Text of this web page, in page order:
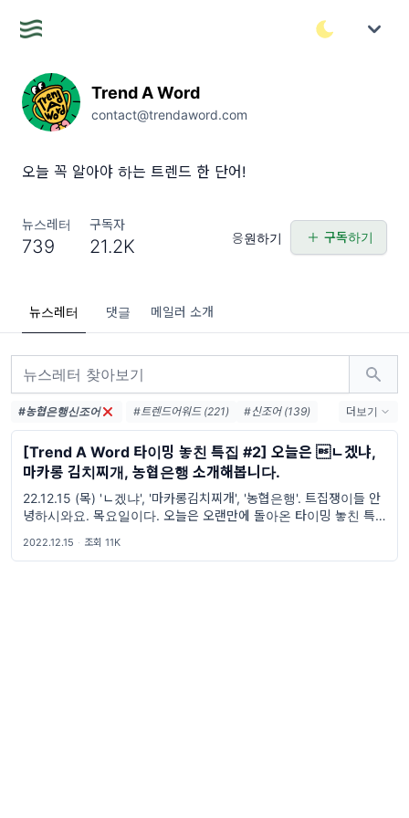
Trend A Word
contact@trendaword.com
오늘 꼭 알아야 하는 트렌드 한 단어!
뉴스레터
739
구독자
21.2K 응원하기 구독하기
뉴스레터 댓글 메일러 소개
#농협은행신조어 #트렌드어워드 (221)
#신조어 (139)
#trendaword (117)
#유행어 (57)
#휴재 (29)
#트렌드어워드뉴스레터 (27)
#요즘밈 (27)
#트렌드어워드레터 (27)
#2026밈 (26)
#밈 (24)
#7월밈 (21)
#밈뜻 (20)
더보기
[Trend A Word 타이밍 놓친 특집 #2] 오늘은 ㄴ겠냐,
마카롱 김치찌개, 농협은행 소개해봅니다.
22.12.15 (목) 'ㄴ겠냐', '마카롱김치찌개', '농협은행'. 트집쟁이들 안
녕하시와요. 목요일이다. 오늘은 오랜만에 돌아온 타이밍 놓친 특집
에 1화는 존댓말로 했더라고) 특집
2022.12.15 · 조회 11K